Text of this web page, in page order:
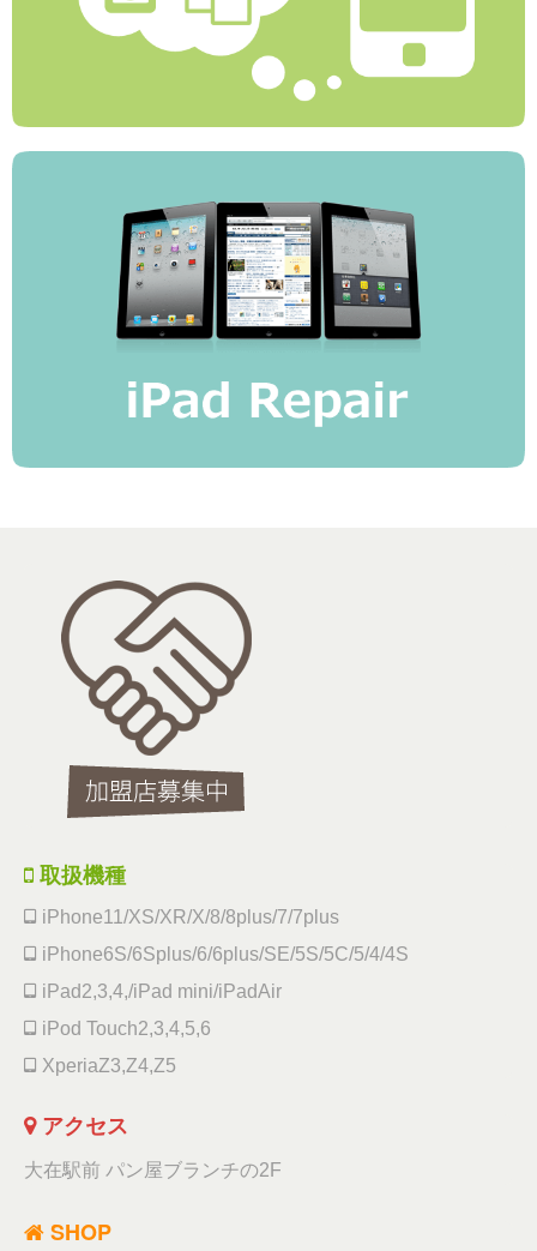
取扱機種
iPhone11/XS/XR/X/8/8plus/7/7plus
iPhone6S/6Splus/6/6plus/SE/5S/5C/5/4/4S
iPad2,3,4,/iPad mini/iPadAir
iPod Touch2,3,4,5,6
XperiaZ3,Z4,Z5
アクセス
大在駅前 パン屋ブランチの2F
SHOP